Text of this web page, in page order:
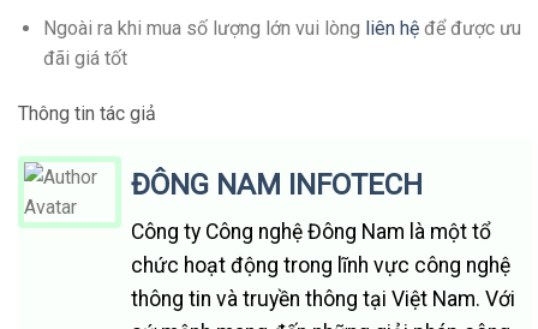
Ngoài ra khi mua số lượng lớn vui lòng liên hệđể được ưu
đãi giá tốt
Thông tin tác giả
ĐÔNG NAM INFOTECH
Công ty Công nghệ Đông Nam là một tổ
chức hoạt động trong lĩnh vực công nghệ
thông tin và truyền thông tại Việt Nam. Với